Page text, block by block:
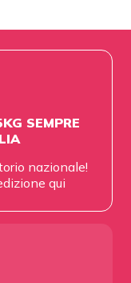
SEMPRE
nazionale!
qui